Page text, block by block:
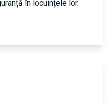
în locuințele lor.